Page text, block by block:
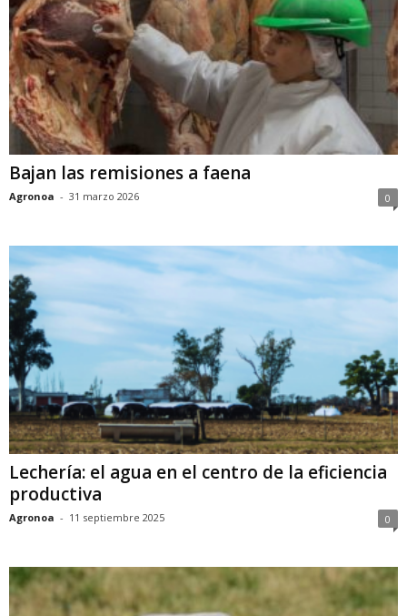
Bajan las remisiones a faena
Agronoa - 31 marzo 2026 0
Lechería: el agua en el centro de la eficiencia
productiva
Agronoa - 11 septiembre 2025 0